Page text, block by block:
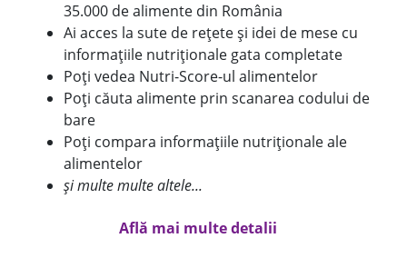
35.000 de alimente din România
Ai acces la sute de rețete și idei de mese cu
informațiile nutriționale gata completate
Poți vedea Nutri-Score-ul alimentelor
Poți căuta alimente prin scanarea codului de
bare
Poți compara informațiile nutriționale ale
alimentelor
și multe multe altele...
Află mai multe detalii